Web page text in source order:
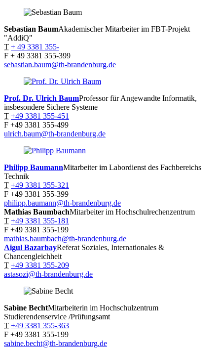
Sebastian BaumAkademischer Mitarbeiter im FBT-Projekt
"AddiQ"
T + 49 3381 355-
F + 49 3381 355-399
sebastian.baum@th-brandenburg.de
Prof. Dr. Ulrich BaumProfessor für Angewandte Informatik,
insbesondere Sichere Systeme
T +49 3381 355-451
F +49 3381 355-499
ulrich.baum@th-brandenburg.de
Philipp BaumannMitarbeiter im Labordienst des Fachbereichs
Technik
T +49 3381 355-321
F +49 3381 355-399
philipp.baumann@th-brandenburg.de
Mathias BaumbachMitarbeiter im Hochschulrechenzentrum
T +49 3381 355-181
F +49 3381 355-199
mathias.baumbach@th-brandenburg.de
Aigul BazarbayReferat Soziales, Internationales &
Chancengleichheit
T +49 3381 355-209
astasozi@th-brandenburg.de
Sabine BechtMitarbeiterin im Hochschulzentrum
Studierendenservice /Prüfungsamt
T +49 3381 355-363
F +49 3381 355-199
sabine.becht@th-brandenburg.de